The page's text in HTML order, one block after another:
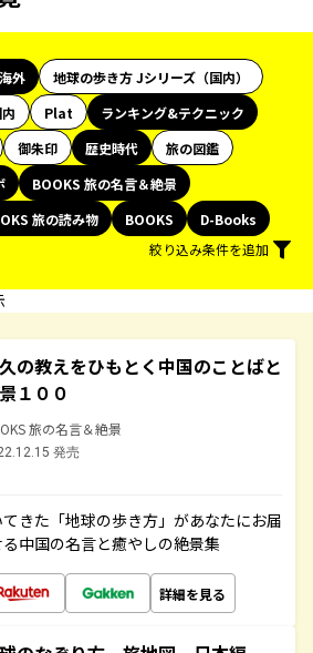
外
地球の歩き方 Jシリーズ（国内）
Plat
ランキング&テクニック
御朱印 歴史時代
旅の図鑑
BOOKS 旅の名言＆絶景
旅の読み物 BOOKS
D-Books
絞り込み条件を追加
の教えをひもとく中国のことばと
１００
旅の名言＆絶景
発売
きた「地球の歩き方」があなたにお届
中国の名言と癒やしの絶景集
詳細を見る